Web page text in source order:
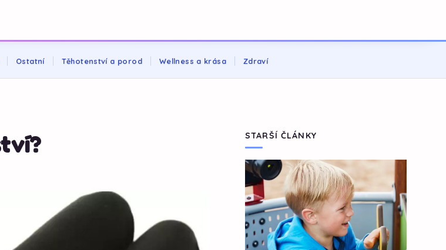
Ostatní Těhotenství a porod Wellness a krása Zdraví
STARŠÍ ČLÁNKY